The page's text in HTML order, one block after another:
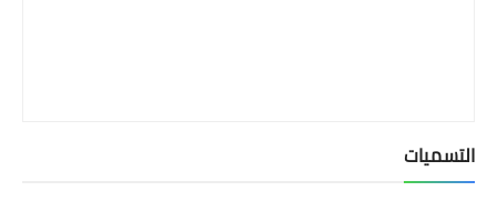
التسميات